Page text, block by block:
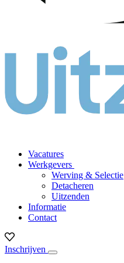
Vacatures
Werkgevers
Werving & Selectie
Detacheren
Uitzenden
Informatie
Contact
Inschrijven